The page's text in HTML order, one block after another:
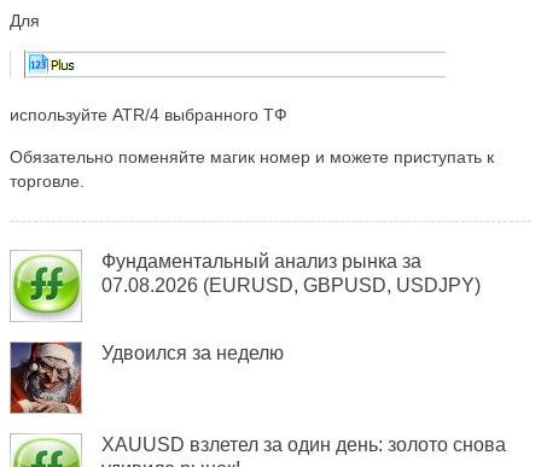
Для
используйте ATR/4 выбранного ТФ
Обязательно поменяйте магик номер и можете приступать к
торговле.
Фундаментальный анализ рынка за
07.08.2026 (EURUSD, GBPUSD, USDJPY)
Удвоился за неделю
XAUUSD взлетел за один день: золото снова